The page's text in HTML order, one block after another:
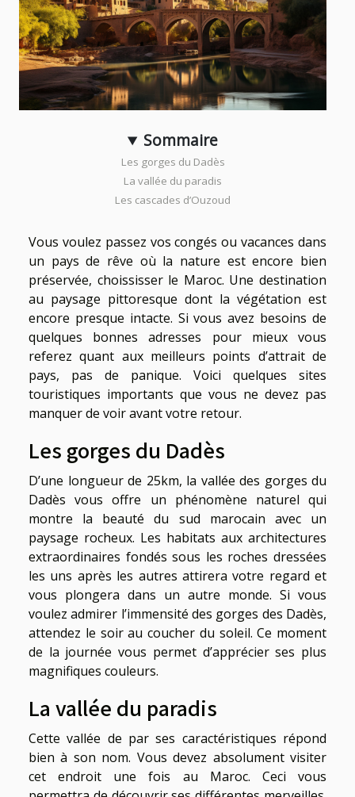
Sommaire
Les gorges du Dadès
La vallée du paradis
Les cascades d’Ouzoud
Vous voulez passez vos congés ou vacances dans
un pays de rêve où la nature est encore bien
préservée, choississer le Maroc. Une destination
au paysage pittoresque dont la végétation est
encore presque intacte. Si vous avez besoins de
quelques bonnes adresses pour mieux vous
referez quant aux meilleurs points d’attrait de
pays, pas de panique. Voici quelques sites
touristiques importants que vous ne devez pas
manquer de voir avant votre retour.
Les gorges du Dadès
D’une longueur de 25km, la vallée des gorges du
Dadès vous offre un phénomène naturel qui
montre la beauté du sud marocain avec un
paysage rocheux. Les habitats aux architectures
extraordinaires fondés sous les roches dressées
les uns après les autres attirera votre regard et
vous plongera dans un autre monde. Si vous
voulez admirer l’immensité des gorges des Dadès,
attendez le soir au coucher du soleil. Ce moment
de la journée vous permet d’apprécier ses plus
magnifiques couleurs.
La vallée du paradis
Cette vallée de par ses caractéristiques répond
bien à son nom. Vous devez absolument visiter
cet endroit une fois au Maroc. Ceci vous